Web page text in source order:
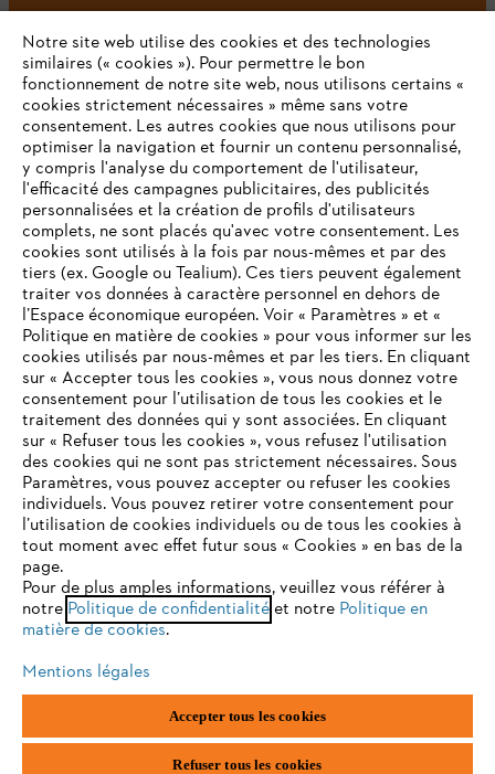
L'Entreprise
STIHL FAQ
Contact
Politique de protection des données
Mentions légales Utilisation des cookies
Informations juridiques
België/Belgique
VAT Number: BE 0427.714.768
VOTRE NAVIGATEUR INTERNET
N'EST PLUS PRIS EN CHARGE
Vous utilisez un navigateur Internet que nous ne prenons plus
en charge, et certaines fonctionnalités de notre site ne
peuvent fonctionner correctement. Pour une utilisation
optimale de notre site, nous vous recommandons de passer à
l'un des navigateurs suivants :
firefox chrome
edge
Notre site web utilise des cookies et des technologies
similaires (« cookies »). Pour permettre le bon
fonctionnement de notre site web, nous utilisons certains «
cookies strictement nécessaires » même sans votre
consentement. Les autres cookies que nous utilisons pour
optimiser la navigation et fournir un contenu personnalisé,
y compris l'analyse du comportement de l'utilisateur,
l'efficacité des campagnes publicitaires, des publicités
personnalisées et la création de profils d'utilisateurs
complets, ne sont placés qu'avec votre consentement. Les
cookies sont utilisés à la fois par nous-mêmes et par des
tiers (ex. Google ou Tealium). Ces tiers peuvent également
traiter vos données à caractère personnel en dehors de
l’Espace économique européen. Voir « Paramètres » et «
Politique en matière de cookies » pour vous informer sur les
cookies utilisés par nous-mêmes et par les tiers. En cliquant
sur « Accepter tous les cookies », vous nous donnez votre
consentement pour l’utilisation de tous les cookies et le
traitement des données qui y sont associées. En cliquant
sur « Refuser tous les cookies », vous refusez l'utilisation
des cookies qui ne sont pas strictement nécessaires. Sous
Paramètres, vous pouvez accepter ou refuser les cookies
individuels. Vous pouvez retirer votre consentement pour
l’utilisation de cookies individuels ou de tous les cookies à
tout moment avec effet futur sous « Cookies » en bas de la
page.
Pour de plus amples informations, veuillez vous référer à
notre Politique de confidentialitéet notre Politique en
matière de cookies.
Mentions légales
Accepter tous les cookies
Refuser tous les cookies